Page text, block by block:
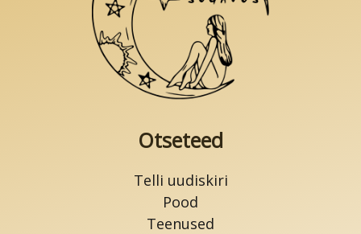
Otseteed
Telli uudiskiri
Pood
Teenused